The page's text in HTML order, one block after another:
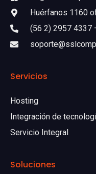
Huérfanos 1160
(56 2) 2957 4337
Servicios
Hosting
Integración de
Servicio Integral
Soluciones